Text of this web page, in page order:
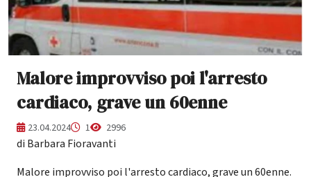
Malore improvviso poi l'arresto
cardiaco, grave un 60enne
23.04.2024 1 2996
di Barbara Fioravanti
Malore improvviso poi l'arresto cardiaco, grave un 60enne.